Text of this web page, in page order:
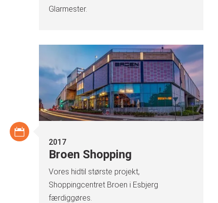
Glarmester.
2017
Broen Shopping
Vores hidtil største projekt,
Shoppingcentret Broen i Esbjerg
færdiggøres.